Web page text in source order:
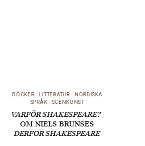
BÖCKER LITTERATUR
NORDISKA
SPRÅK
SCENKONST
VARFÖR SHAKESPEARE?
OM NIELS BRUNSES
DERFOR SHAKESPEARE